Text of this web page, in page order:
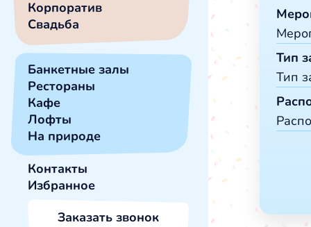
Корпоратив
Свадьба
Банкетные залы
Рестораны
Кафе
Лофты
На природе
Контакты
Избранное
Заказать звонок
Тип
Тип
В